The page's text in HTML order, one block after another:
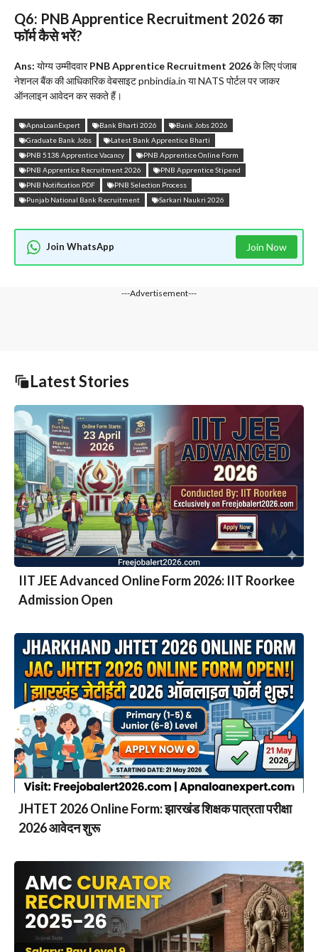
Q6: PNB Apprentice Recruitment 2026 का
फॉर्म कैसे भरें?
Ans: योग्य उम्मीदवारPNB Apprentice Recruitment 2026के लिए पंजाब
नेशनल बैंक की आधिकारिक वेबसाइट pnbindia.in या NATS पोर्टल पर जाकर
ऑनलाइन आवेदन कर सकते हैं।
ApnaLoanExpert Bank Bharti 2026
Bank Jobs 2026
Graduate Bank Jobs
Latest Bank Apprentice Bharti
PNB 5138 Apprentice Vacancy
PNB Apprentice Online Form
PNB Apprentice Recruitment 2026
PNB Apprentice Stipend
PNB Notification PDF
PNB Selection Process
Punjab National Bank Recruitment
Sarkari Naukri 2026
Join WhatsApp Join Now
---Advertisement---
Latest Stories
IIT JEE Advanced Online Form 2026: IIT Roorkee
Admission Open
JHTET 2026 Online Form: झारखंड शिक्षक पात्रता परीक्षा
2026 आवेदन शुरू